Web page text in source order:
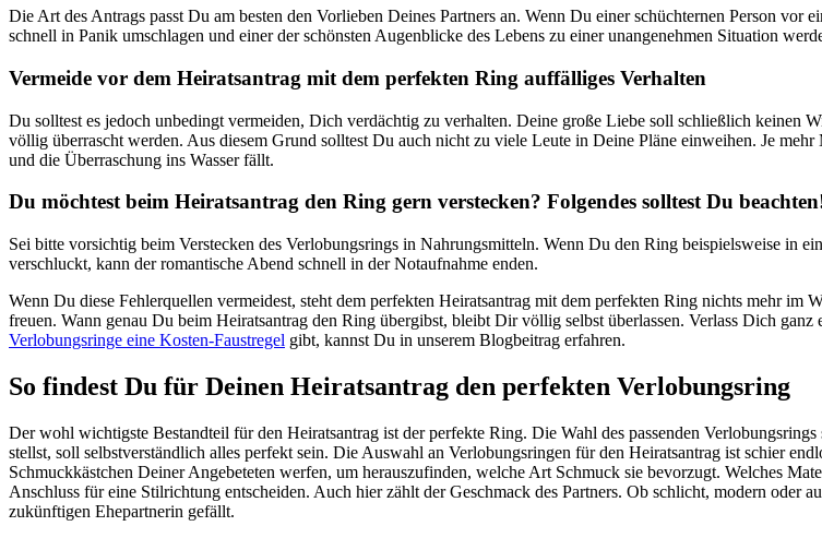
Die Art des Antrags passt Du am besten den Vorlieben Deines Partners an. Wenn Du einer schüchternen Person
schnell in Panik umschlagen und einer der schönsten Augenblicke des Lebens zu einer unangenehmen Situation
Vermeide vor dem Heiratsantrag mit dem perfekten Ring auffälliges Verhalten
Du solltest es jedoch unbedingt vermeiden, Dich verdächtig zu verhalten. Deine große Liebe soll schließlich keinen
völlig überrascht werden. Aus diesem Grund solltest Du auch nicht zu viele Leute in Deine Pläne einweihen. Je
und die Überraschung ins Wasser fällt.
Du möchtest beim Heiratsantrag den Ring gern verstecken? Folgendes solltest Du
Sei bitte vorsichtig beim Verstecken des Verlobungsrings in Nahrungsmitteln. Wenn Du den Ring beispielsweise in
verschluckt, kann der romantische Abend schnell in der Notaufnahme enden.
Wenn Du diese Fehlerquellen vermeidest, steht dem perfekten Heiratsantrag mit dem perfekten Ring nichts mehr
freuen. Wann genau Du beim Heiratsantrag den Ring übergibst, bleibt Dir völlig selbst überlassen. Verlass Dich
Verlobungsringe eine Kosten-Faustregel gibt, kannst Du in unserem Blogbeitrag erfahren.
So findest Du für Deinen Heiratsantrag den perfekten Verlobungsring
Der wohl wichtigste Bestandteil für den Heiratsantrag ist der perfekte Ring. Die Wahl des passenden
stellst, soll selbstverständlich alles perfekt sein. Die Auswahl an Verlobungsringen für den Heiratsantrag ist schier
Schmuckkästchen Deiner Angebeteten werfen, um herauszufinden, welche Art Schmuck sie bevorzugt. Welches
Anschluss für eine Stilrichtung entscheiden. Auch hier zählt der Geschmack des Partners. Ob schlicht, modern oder
zukünftigen Ehepartnerin gefällt.